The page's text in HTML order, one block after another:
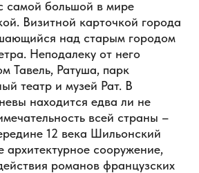
самой большой в мире
Визитной карточкой города
над старым городом
Неподалеку от него
Тавель, Ратуша, парк
театр и музей Рат. В
находится едва ли не
всей страны –
12 века Шильонский
архитектурное сооружение,
романов французских